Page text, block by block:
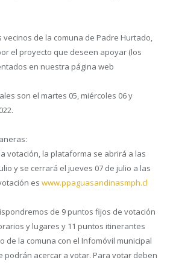
de la comuna de Padre Hurtado,
el proyecto que deseen apoyar (los
en nuestra página web
son el martes 05, miércoles 06 y
votación, la plataforma se abrirá a las
y se cerrará el jueves 07 de julio a las
es www.ppaguasandinasmph.cl
de 9 puntos fijos de votación
y lugares y 11 puntos itinerantes
de la comuna con el Infomóvil municipal
podrán acercar a votar. Para votar deben